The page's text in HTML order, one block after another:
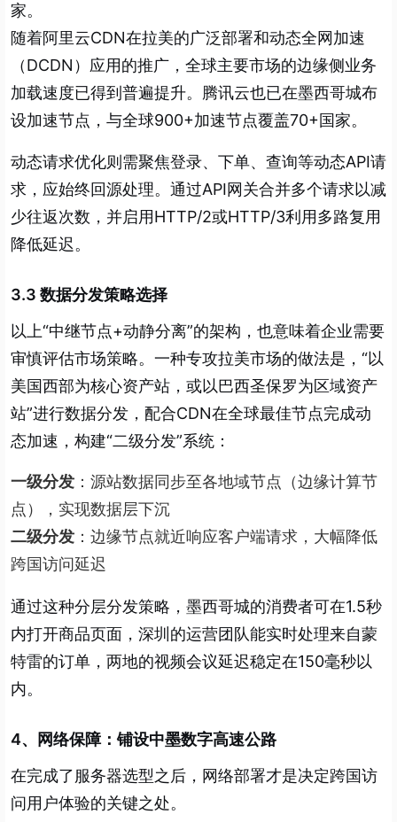
家。
随着阿里云CDN在拉美的广泛部署和动态全网加速
（DCDN）应用的推广，全球主要市场的边缘侧业务
加载速度已得到普遍提升。腾讯云也已在墨西哥城布
设加速节点，与全球900+加速节点覆盖70+国家。
动态请求优化则需聚焦登录、下单、查询等动态API请
求，应始终回源处理。通过API网关合并多个请求以减
少往返次数，并启用HTTP/2或HTTP/3利用多路复用
降低延迟。
3.3 数据分发策略选择
以上“中继节点+动静分离”的架构，也意味着企业需要
审慎评估市场策略。一种专攻拉美市场的做法是，“以
美国西部为核心资产站，或以巴西圣保罗为区域资产
站”进行数据分发，配合CDN在全球最佳节点完成动
态加速，构建“二级分发”系统：
一级分发 ：源站数据同步至各地域节点（边缘计算节
点），实现数据层下沉
二级分发 ：边缘节点就近响应客户端请求，大幅降低
跨国访问延迟
通过这种分层分发策略，墨西哥城的消费者可在1.5秒
内打开商品页面，深圳的运营团队能实时处理来自蒙
特雷的订单，两地的视频会议延迟稳定在150毫秒以
内。
4、网络保障：铺设中墨数字高速公路
在完成了服务器选型之后，网络部署才是决定跨国访
问用户体验的关键之处。